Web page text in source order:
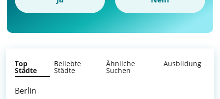
Top
Städte
Beliebte
Städte
Ähnliche
Suchen
Ausbildung
Berlin